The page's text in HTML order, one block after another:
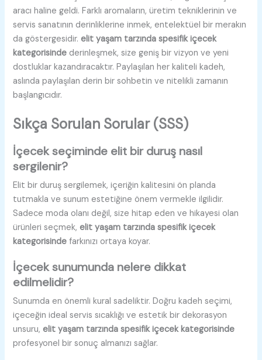
aracı haline geldi. Farklı aromaların, üretim tekniklerinin ve
servis sanatının derinliklerine inmek, entelektüel bir merakın
da göstergesidir.elit yaşam tarzında spesifik içecek
kategorisinde derinleşmek, size geniş bir vizyon ve yeni
dostluklar kazandıracaktır. Paylaşılan her kaliteli kadeh,
aslında paylaşılan derin bir sohbetin ve nitelikli zamanın
başlangıcıdır.
Sıkça Sorulan Sorular (SSS)
İçecek seçiminde elit bir duruş nasıl
sergilenir?
Elit bir duruş sergilemek, içeriğin kalitesini ön planda
tutmakla ve sunum estetiğine önem vermekle ilgilidir.
Sadece moda olanı değil, size hitap eden ve hikayesi olan
ürünleri seçmek,elit yaşam tarzında spesifik içecek
kategorisinde farkınızı ortaya koyar.
İçecek sunumunda nelere dikkat
edilmelidir?
Sunumda en önemli kural sadeliktir. Doğru kadeh seçimi,
içeceğin ideal servis sıcaklığı ve estetik bir dekorasyon
unsuru,elit yaşam tarzında spesifik içecek kategorisinde
profesyonel bir sonuç almanızı sağlar.